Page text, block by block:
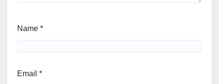
Name *
Email *